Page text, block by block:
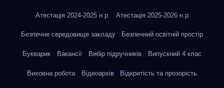
Атестація 2024-2025 н.р. Атестація 2025-2026 н.р
Безпечне середовище закладу Безпечний освітній простір
Букварик Вакансії Вибір підручників Випускний 4 клас
Виховна робота Відеоархів Відкритість та прозорість